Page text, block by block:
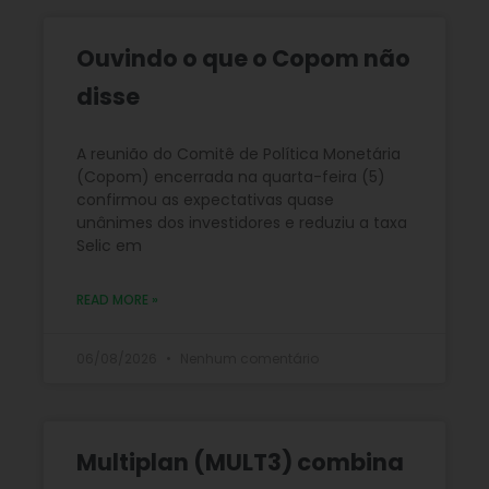
Ouvindo o que o Copom não
disse
A reunião do Comitê de Política Monetária
(Copom) encerrada na quarta-feira (5)
confirmou as expectativas quase
unânimes dos investidores e reduziu a taxa
Selic em
READ MORE »
Multiplan (MULT3) combina